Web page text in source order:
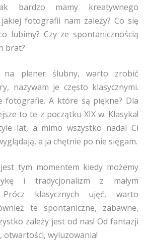
bardzo mamy kreatywnego
fotografii nam zależy? Co się
lubimy? Czy ze spontanicznością
brat?
na plener ślubny, warto zrobić
nazywam je często klasycznymi.
fotografie. A które są piękne? Dla
to te z początku XIX w. Klasyka!
lat, a mimo wszystko nadal Ci
a ja chętnie po nie sięgam.
tym momentem kiedy możemy
i tradycjonalizm z małym
Prócz klasycznych ujęć, warto
te spontaniczne, zabawne,
zależy jest od nas! Od fantazji
otwartości, wyluzowania!